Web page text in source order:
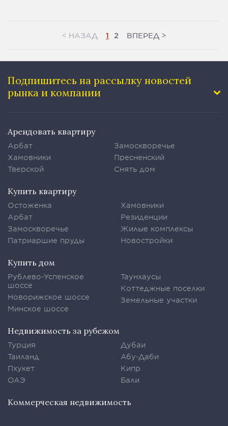
< НАЗАД 1 2 ВПЕРЕД >
Подпишитесь на рассылку новостей
рынка и компании
Арендовать квартиру
Арбат
Хамовники
Тверской
Замоскворечье
Пресненский
Снять дом
Купить квартиру
Остоженка
Арбат
Замоскворечье
Патриаршие пруды
Хамовники
Резиденции
Жилые комплексы
Новостройки
Купить дом
Рублево-Успенское
шоссе
Новорижское шоссе
Минское шоссе
Таунхаусы
Коттеджные поселки
Земельные участки
Недвижимость за рубежом
Турция
Таиланд
Пхукет
ОАЭ
Дубаи
Абу-Даби
Кипр
Бали
Коммерческая недвижимость